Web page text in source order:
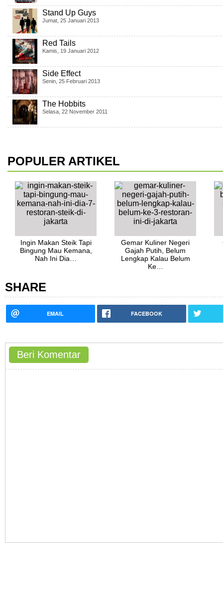
Stand Up Guys
Jumat, 25 Januari 2013
Red Tails
Kamis, 19 Januari 2012
Side Effect
Senin, 25 Februari 2013
The Hobbits
Selasa, 22 November 2011
POPULER ARTIKEL
Ingin Makan Steik Tapi
Bingung Mau Kemana,
Nah Ini Dia…
Gemar Kuliner Negeri
Gajah Putih, Belum
Lengkap Kalau Belum
Ke…
SHARE
EMAIL FACEBOOK
Beri Komentar